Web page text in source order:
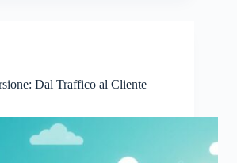
Dal Traffico al Cliente